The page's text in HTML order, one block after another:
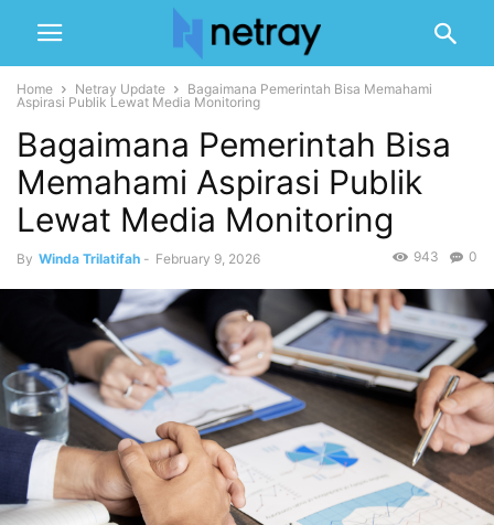
Home Netray Update
Bagaimana Pemerintah Bisa Memahami
Aspirasi Publik Lewat Media Monitoring
Bagaimana Pemerintah Bisa
Memahami Aspirasi Publik
Lewat Media Monitoring
By Winda Trilatifah - February 9, 2026 0
943